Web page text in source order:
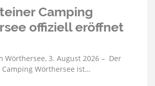
Camping
offiziell eröffnet
Wörthersee, 3. August 2026 – Der
Camping Wörthersee ist…